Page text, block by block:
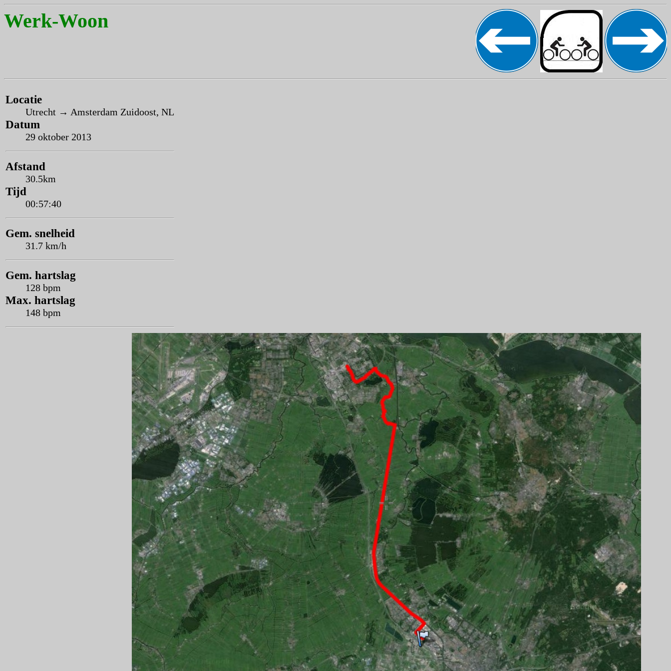
Werk-Woon
Locatie
Utrecht → Amsterdam Zuidoost, NL
Datum
29 oktober 2013
Afstand
30.5km
Tijd
00:57:40
Gem. snelheid
31.7 km/h
Gem. hartslag
128 bpm
Max. hartslag
148 bpm